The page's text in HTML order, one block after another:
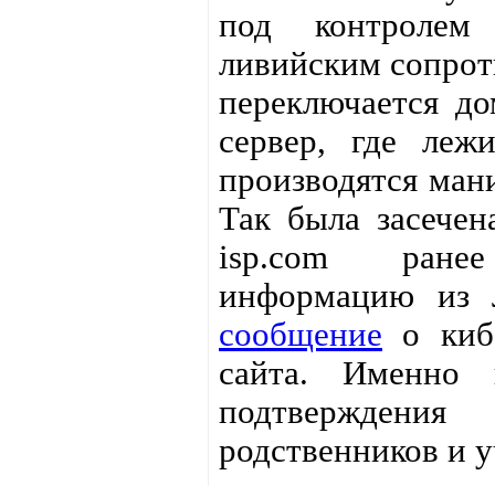
под
ливийским
переключается
сервер, где
производятся
Так была
isp.com
информацию из
сообщение о
сайта. Именно
родственников и